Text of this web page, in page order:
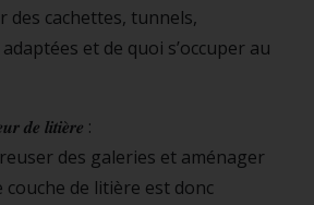
des cachettes, tunnels,
et de quoi s’occuper au
𝒅𝒆 𝒍𝒊𝒕𝒊𝒆̀𝒓𝒆 :
des galeries et aménager
de litière est donc